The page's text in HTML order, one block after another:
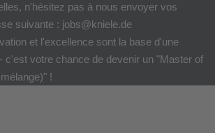
n'hésitez pas à nous envoyer vos
suivante : jobs@kniele.de
et l'excellence sont la base d'une
c'est votre chance de devenir un "Master of
!